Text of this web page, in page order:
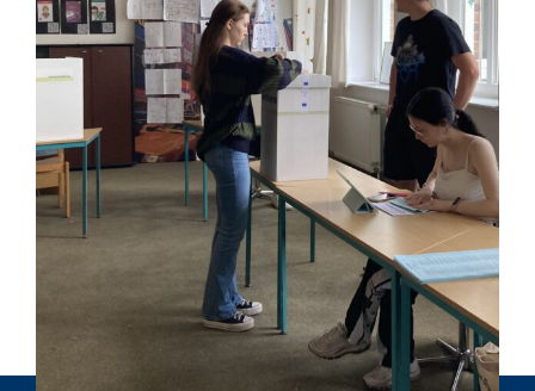
Vonfanny.tahn | 28. Mai 2024